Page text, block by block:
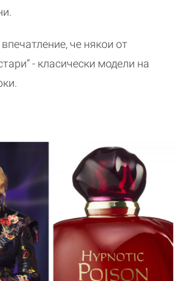
че някои от
- класически модели на